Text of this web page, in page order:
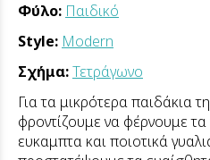
Φύλο: Παιδικό
Style: Modern
Σχήμα:Τετράγωνο
Για τα μικρότερα παιδάκια
φροντίζουμε να φέρνουμε τα
ευκαμπτα και ποιοτικά